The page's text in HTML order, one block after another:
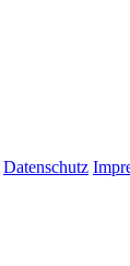
Datenschutz